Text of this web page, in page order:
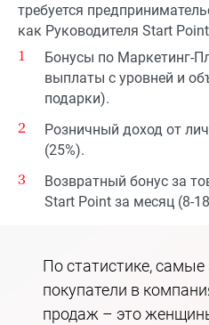
требуется
как Руководителя Start
Бонусы по Маркетинг-
выплаты с уровней и
подарки).
Розничный доход от
(25%).
Возвратный бонус за
Start Point за месяц (8-
По статистике,
покупатели в
продаж – это